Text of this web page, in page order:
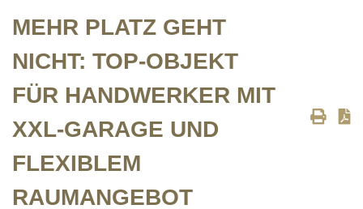
MEHR PLATZ GEHT
NICHT: TOP-OBJEKT
FÜR HANDWERKER MIT
XXL-GARAGE UND
FLEXIBLEM
RAUMANGEBOT